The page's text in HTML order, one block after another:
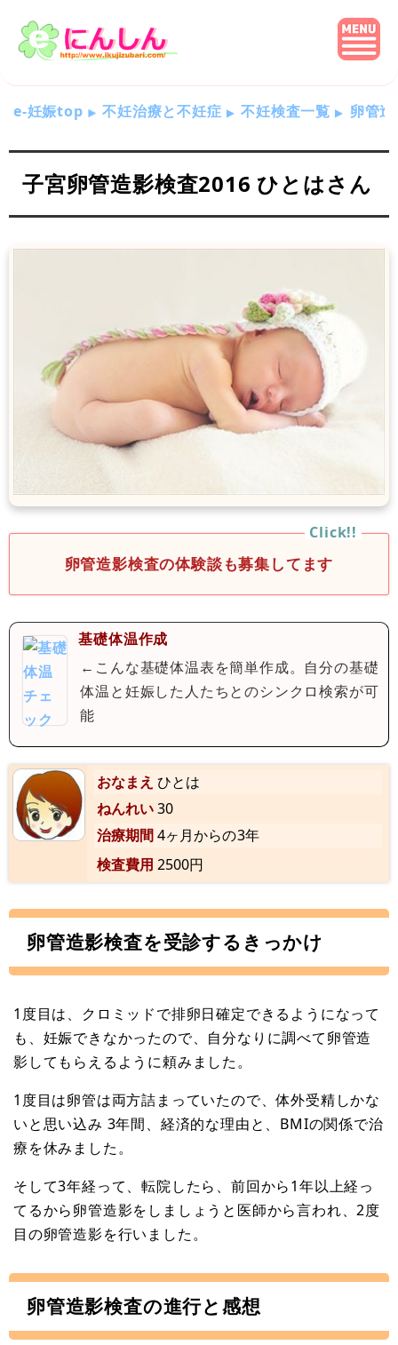
e-妊娠top 不妊治療と不妊症 不妊検査一覧 卵管
子宮卵管造影検査2016 ひとはさん
卵管造影検査の体験談も募集してます
基礎体温作成
←こんな基礎体温表を簡単作成。自分の基礎
体温と妊娠した人たちとのシンクロ検索が可
能
おなまえ ひとは
ねんれい30
治療期間4ヶ月からの3年
検査費用 2500円
卵管造影検査を受診するきっかけ
1度目は、クロミッドで排卵日確定できるようになって
も、妊娠できなかったので、自分なりに調べて卵管造
影してもらえるように頼みました。
1度目は卵管は両方詰まっていたので、体外受精しかな
いと思い込み 3年間、経済的な理由と、BMIの関係で治
療を休みました。
そして3年経って、転院したら、前回から1年以上経っ
てるから卵管造影をしましょうと医師から言われ、2度
目の卵管造影を行いました。
卵管造影検査の進行と感想